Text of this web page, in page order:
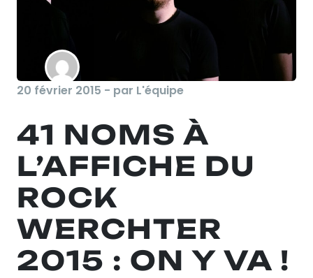
20 février 2015 - par L'équipe
41 NOMS À
L’AFFICHE DU
ROCK
WERCHTER
2015 : ON Y VA !